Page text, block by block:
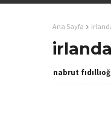
Ana Sayfa
irlanda
nabrut